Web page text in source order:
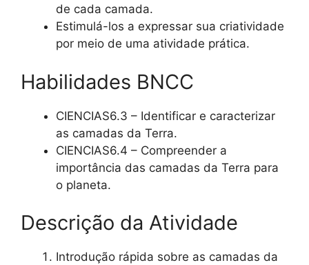
de cada camada.
Estimulá-los a expressar sua criatividade
por meio de uma atividade prática.
Habilidades BNCC
CIENCIAS6.3 – Identificar e caracterizar
as camadas da Terra.
CIENCIAS6.4 – Compreender a
importância das camadas da Terra para
o planeta.
Descrição da Atividade
Introdução rápida sobre as camadas da